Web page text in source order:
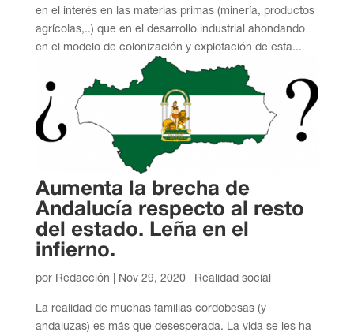
en el interés en las materias primas (minería, productos
agrícolas,..) que en el desarrollo industrial ahondando
en el modelo de colonización y explotación de esta...
Aumenta la brecha de
Andalucía respecto al resto
del estado. Leña en el
infierno.
por Redacción Nov 29, 2020| Realidad social
La realidad de muchas familias cordobesas (y
andaluzas) es más que desesperada. La vida se les ha